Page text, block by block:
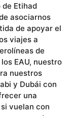
de Etihad
asociarnos
de apoyar el
viajes a
de
EAU, nuestro
nuestros
y Dubái con
una
vuelan con